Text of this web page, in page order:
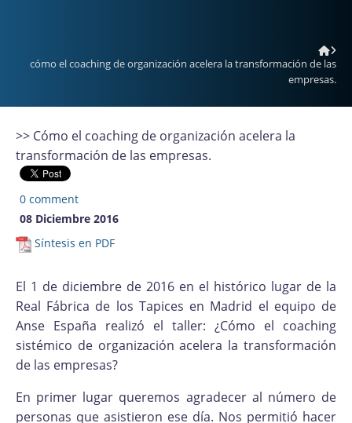
cómo el coaching de organización acelera la transformación de las
empresas.
>> Cómo el coaching de organización acelera la
transformación de las empresas.
0 comment
08 Diciembre 2016
Síntesis en PDF
El 1 de diciembre de 2016 en el histórico lugar de la
Real Fábrica de los Tapices en Madrid el equipo de
Anse España realizó el taller: ¿Cómo el coaching
sistémico de organización acelera la transformación
de las empresas?
En primer lugar queremos agradecer al número de
personas que asistieron ese día. Nos permitió hacer